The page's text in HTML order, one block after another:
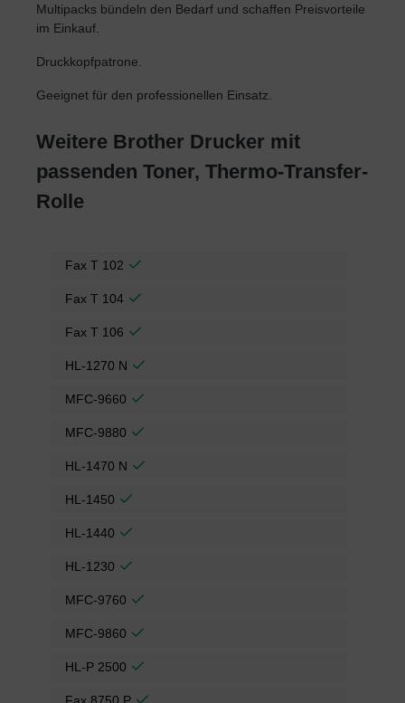
Multipacks bündeln den Bedarf und schaffen Preisvorteile
im Einkauf.
Druckkopfpatrone.
Geeignet für den professionellen Einsatz.
Weitere Brother Drucker mit
passenden Toner, Thermo-Transfer-
Rolle
Fax T 102
Fax T 104
Fax T 106
HL-1270 N
MFC-9660
MFC-9880
HL-1470 N
HL-1450
HL-1440
HL-1230
MFC-9760
MFC-9860
HL-P 2500
Fax 8750 P